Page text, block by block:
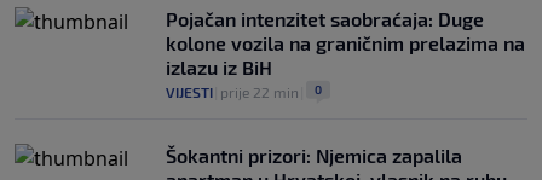
Pojačan intenzitet saobraćaja: Duge
kolone vozila na graničnim prelazima na
izlazu iz BiH
VIJESTI prije 22 min 0
Šokantni prizori: Njemica zapalila